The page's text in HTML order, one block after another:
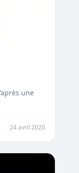
une
24 avril 2020